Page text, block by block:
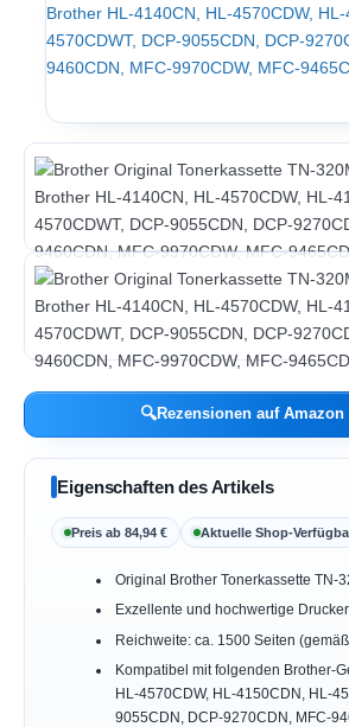
🔍Rezensionen auf Amazon
Eigenschaften des Artikels
Preis ab 84,94 € Aktuelle Shop-
Original Brother Tonerkassette TN-
Exzellente und hochwertige
Reichweite: ca. 1500 Seiten
Kompatibel mit folgenden Brother-
HL-4570CDW, HL-4150CDN, HL-
9055CDN, DCP-9270CDN, MFC-